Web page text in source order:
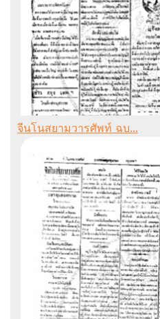
จีนโนสยามวารศัพท์ ฉบ...